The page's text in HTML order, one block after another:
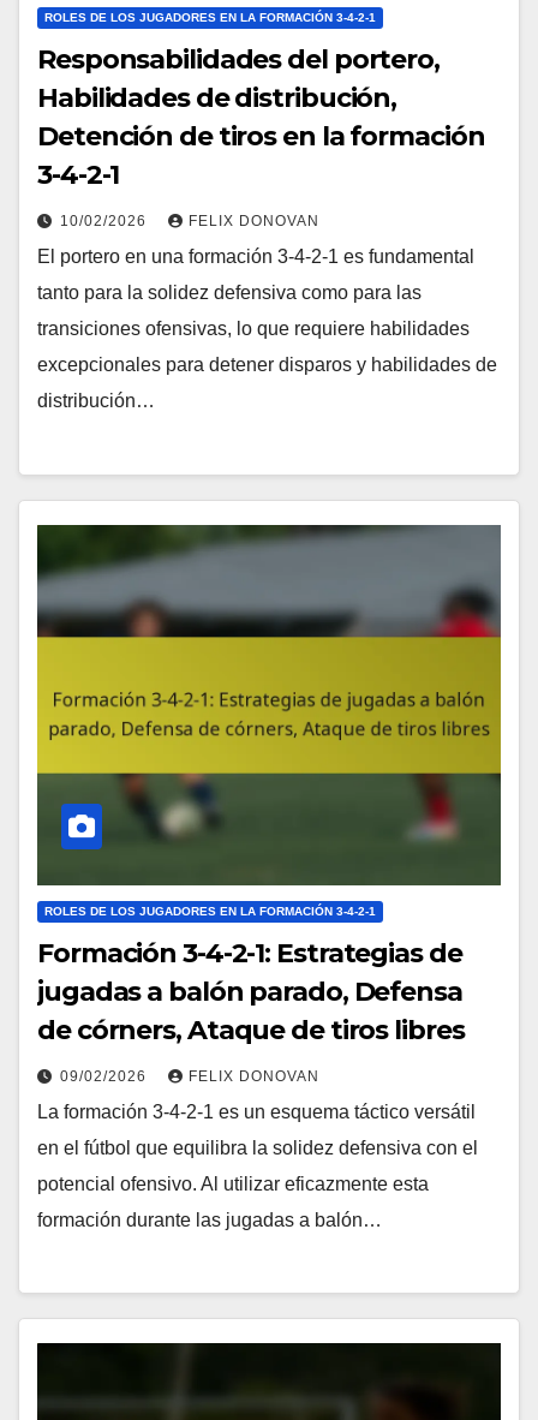
ROLES DE LOS JUGADORES EN LA FORMACIÓN 3-4-2-1
Responsabilidades del portero,
Habilidades de distribución,
Detención de tiros en la formación
3-4-2-1
10/02/2026 FELIX DONOVAN
El portero en una formación 3-4-2-1 es fundamental
tanto para la solidez defensiva como para las
transiciones ofensivas, lo que requiere habilidades
excepcionales para detener disparos y habilidades de
distribución…
ROLES DE LOS JUGADORES EN LA FORMACIÓN 3-4-2-1
Formación 3-4-2-1: Estrategias de
jugadas a balón parado, Defensa
de córners, Ataque de tiros libres
09/02/2026 FELIX DONOVAN
La formación 3-4-2-1 es un esquema táctico versátil
en el fútbol que equilibra la solidez defensiva con el
potencial ofensivo. Al utilizar eficazmente esta
formación durante las jugadas a balón…